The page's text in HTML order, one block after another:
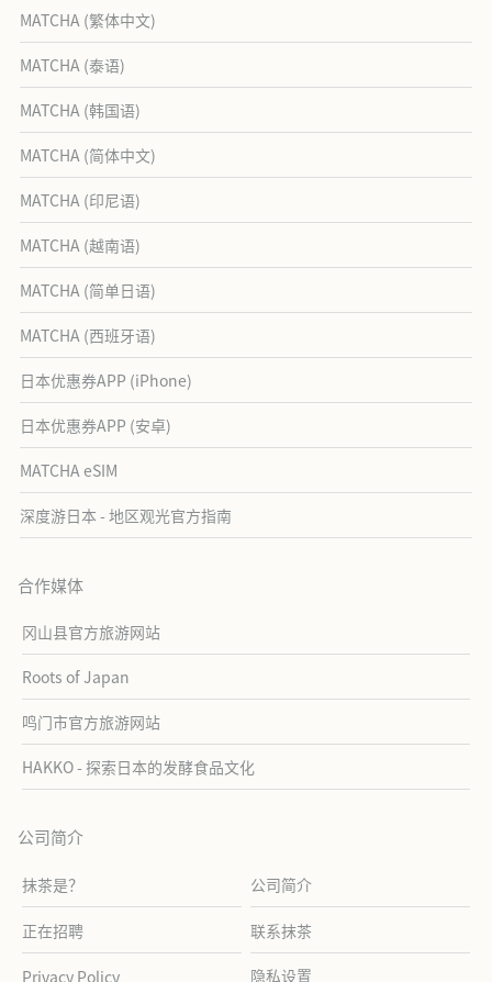
MATCHA (繁体中文)
MATCHA (泰语)
MATCHA (韩国语)
MATCHA (简体中文)
MATCHA (印尼语)
MATCHA (越南语)
MATCHA (简单日语)
MATCHA (西班牙语)
日本优惠券APP (iPhone)
日本优惠券APP (安卓)
MATCHA eSIM
深度游日本 - 地区观光官方指南
合作媒体
冈山县官方旅游网站
Roots of Japan
鸣门市官方旅游网站
HAKKO - 探索日本的发酵食品文化
公司简介
抹茶是？ 公司简介
正在招聘 联系抹茶
Privacy Policy 隐私设置